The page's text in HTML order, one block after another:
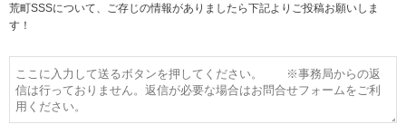
荒町SSSについて、ご存じの情報がありましたら下記よりご投稿お願いしま
す！